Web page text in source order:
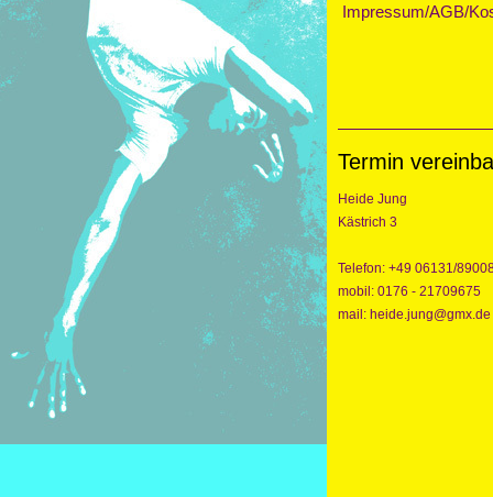
Impressum/AGB/
Termin
Heide Jung
Kästrich 3
Telefon: +49 06131/
mobil: 0176 - 21709675
mail: heide.jung@gmx.de